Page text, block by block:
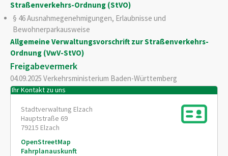
Straßenverkehrs-Ordnung (StVO)
§ 46 Ausnahmegenehmigungen, Erlaubnisse und
Bewohnerparkausweise
Allgemeine Verwaltungsvorschrift zur Straßenverkehrs-
Ordnung (VwV-StVO)
Freigabevermerk
04.09.2025 Verkehrsministerium Baden-Württemberg
Ihr Kontakt zu uns
Stadtverwaltung Elzach
Hauptstraße 69
79215 Elzach
OpenStreetMap
Fahrplanauskunft